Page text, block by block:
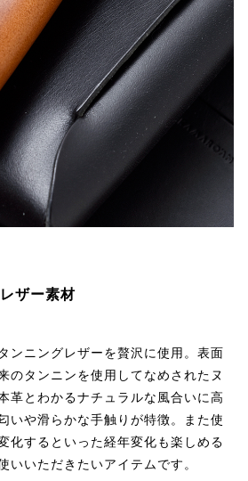
ザー素材
ンニングレザーを贅沢に使用。表面
のタンニンを使用してなめされたヌ
革とわかるナチュラルな風合いに高
いや滑らかな手触りが特徴。また使
化するといった経年変化も楽しめる
いいただきたいアイテムです。